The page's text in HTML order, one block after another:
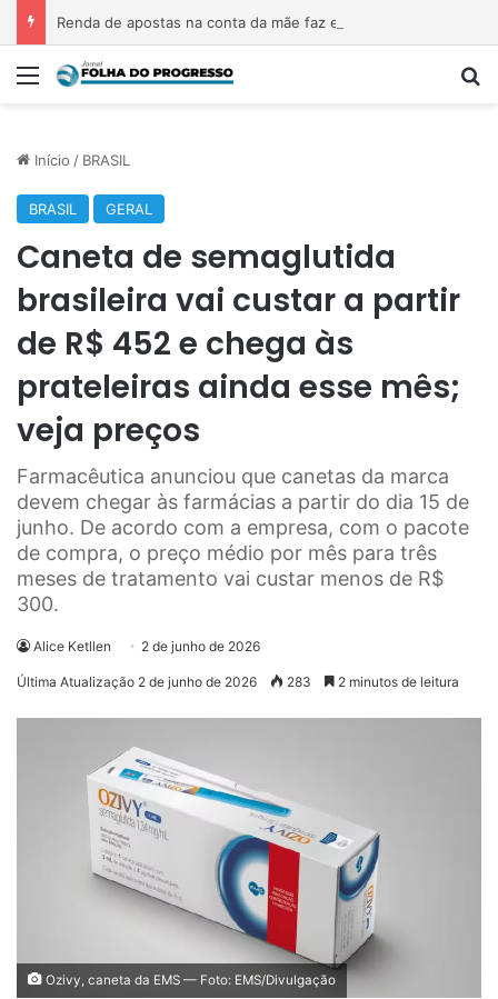
Menu
Início / BRASIL
BRASIL GERAL
Caneta de semaglutida
brasileira vai custar a partir
de R$ 452 e chega às
prateleiras ainda esse mês;
veja preços
Farmacêutica anunciou que canetas da marca
devem chegar às farmácias a partir do dia 15 de
junho. De acordo com a empresa, com o pacote
de compra, o preço médio por mês para três
meses de tratamento vai custar menos de R$
300.
Alice Ketllen 2 de junho de 2026
Última Atualização 2 de junho de 2026 283 2 minutos de leitura
Ozivy, caneta da EMS — Foto: EMS/Divulgação